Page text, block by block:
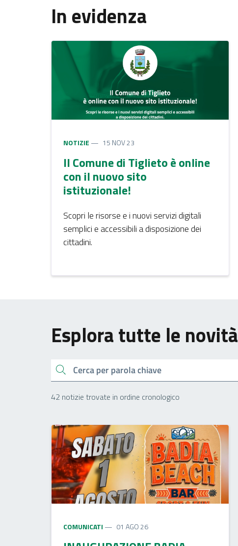
In evidenza
NOTIZIE 15 NOV 23
Il Comune di Tiglieto è online
con il nuovo sito
istituzionale!
Scopri le risorse e i nuovi servizi digitali
semplici e accessibili a disposizione dei
cittadini.
Esplora tutte le novità
Cerca
42 notizie trovate in ordine cronologico
COMUNICATI 01 AGO 26